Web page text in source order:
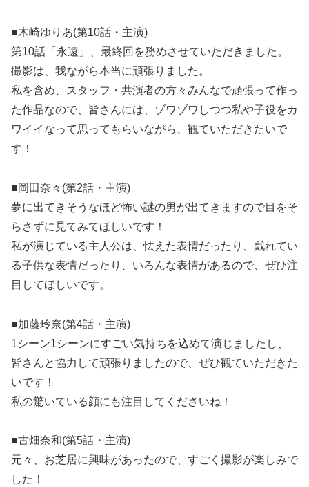
■木崎ゆりあ(第10話・主演)
第10話「永遠」、最終回を務めさせていただきました。
撮影は、我ながら本当に頑張りました。
私を含め、スタッフ・共演者の方々みんなで頑張って作っ
た作品なので、皆さんには、ゾワゾワしつつ私や子役をカ
ワイイなって思ってもらいながら、観ていただきたいで
す！
■岡田奈々(第2話・主演)
夢に出てきそうなほど怖い謎の男が出てきますので目をそ
らさずに見てみてほしいです！
私が演じている主人公は、怯えた表情だったり、戯れてい
る子供な表情だったり、いろんな表情があるので、ぜひ注
目してほしいです。
■加藤玲奈(第4話・主演)
1シーン1シーンにすごい気持ちを込めて演じましたし、
皆さんと協力して頑張りましたので、ぜひ観ていただきた
いです！
私の驚いている顔にも注目してくださいね！
■古畑奈和(第5話・主演)
元々、お芝居に興味があったので、すごく撮影が楽しみで
した！